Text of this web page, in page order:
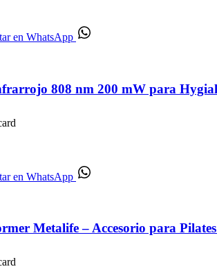
en WhatsApp
808 nm 200 mW para
en WhatsApp
Metalife – Accesorio para